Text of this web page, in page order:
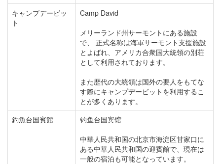
キャンプデービッ
ト
Camp David
メリーランド州サーモントにある施設
で、 正式名称は海軍サーモント支援施設
とよばれ、アメリカ合衆国大統領の別荘
として利用されております。
また歴代の大統領は国外の要人をもてな
す際にキャンプデービットを利用するこ
とが多くあります。
釣魚台国賓館
钓鱼台国宾馆
中華人民共和国の北京市海淀区甘家口に
ある中華人民共和国の迎賓館で、現在は
一般の宿泊も可能となっています。